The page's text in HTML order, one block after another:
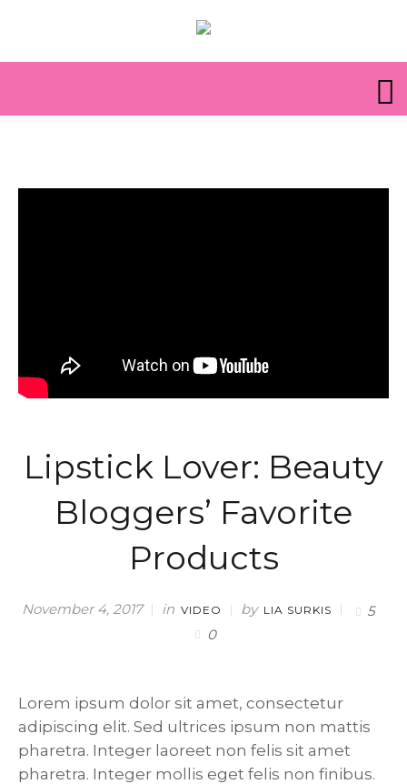
Lipstick Lover: Beauty
Bloggers’ Favorite
Products
November 4, 2017 in VIDEO by LIA SURKIS
5
0
Lorem ipsum dolor sit amet, consectetur
adipiscing elit. Sed ultrices ipsum non mattis
pharetra. Integer laoreet non felis sit amet
pharetra. Integer mollis eget felis non finibus.